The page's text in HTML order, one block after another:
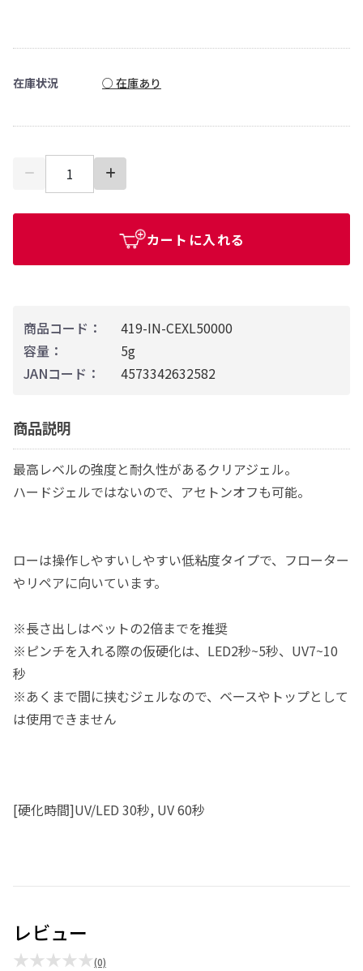
商品コード：
419-IN-CEXL50000
容量：
5g
JANコード：
4573342632582
商品説明
最高レベルの強度と耐久性があるクリアジェル。
ハードジェルではないので、アセトンオフも可能。
ローは操作しやすいしやすい低粘度タイプで、フローター
やリペアに向いています。
※長さ出しはベットの2倍までを推奨
※ピンチを入れる際の仮硬化は、LED2秒~5秒、UV7~10
秒
※あくまで間に挟むジェルなので、ベースやトップとして
は使用できません
[硬化時間]UV/LED 30秒, UV 60秒
在庫状況 ○ 在庫あり
カートに入れる
レビュー
★★★★★(0)